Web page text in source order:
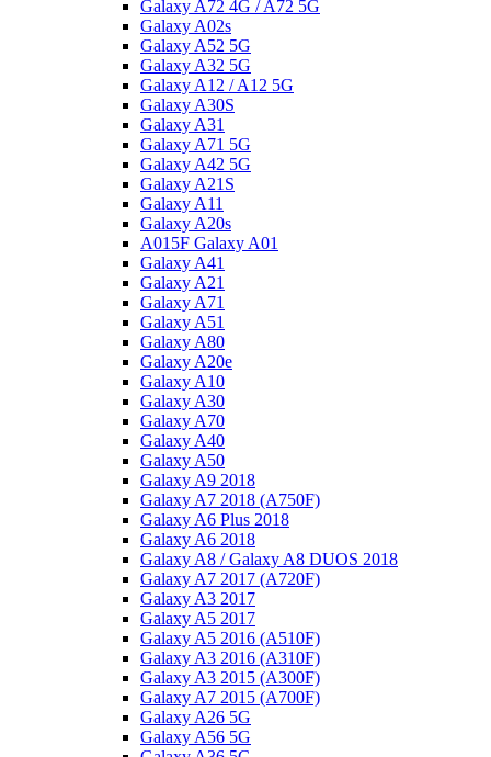
Galaxy A72 4G / A72 5G
Galaxy A02s
Galaxy A52 5G
Galaxy A32 5G
Galaxy A12 / A12 5G
Galaxy A30S
Galaxy A31
Galaxy A71 5G
Galaxy A42 5G
Galaxy A21S
Galaxy A11
Galaxy A20s
A015F Galaxy A01
Galaxy A41
Galaxy A21
Galaxy A71
Galaxy A51
Galaxy A80
Galaxy A20e
Galaxy A10
Galaxy A30
Galaxy A70
Galaxy A40
Galaxy A50
Galaxy A9 2018
Galaxy A7 2018 (A750F)
Galaxy A6 Plus 2018
Galaxy A6 2018
Galaxy A8 / Galaxy A8 DUOS 2018
Galaxy A7 2017 (A720F)
Galaxy A3 2017
Galaxy A5 2017
Galaxy A5 2016 (A510F)
Galaxy A3 2016 (A310F)
Galaxy A3 2015 (A300F)
Galaxy A7 2015 (A700F)
Galaxy A26 5G
Galaxy A56 5G